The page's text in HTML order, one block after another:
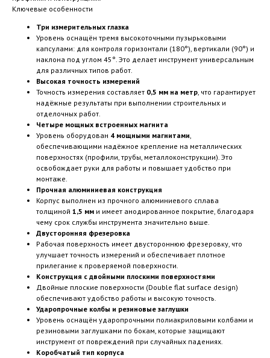
Ключевые особенности
Три измерительных глазка
Уровень оснащён тремя высокоточными пузырьковыми
капсулами: для контроля горизонтали (180°), вертикали (90°) и
наклона под углом 45°. Это делает инструмент универсальным
для различных типов работ.
Высокая точность измерений
Точность измерения составляет 0,5 мм на метр, что гарантирует
надёжные результаты при выполнении строительных и
отделочных работ.
Четыре мощных встроенных магнита
Уровень оборудован 4 мощными магнитами,
обеспечивающими надёжное крепление на металлических
поверхностях (профили, трубы, металлоконструкции). Это
освобождает руки для работы и повышает удобство при
монтаже.
Прочная алюминиевая конструкция
Корпус выполнен из прочного алюминиевого сплава
толщиной 1,5 мм и имеет анодированное покрытие, благодаря
чему срок службы инструмента значительно выше.
Двусторонняя фрезеровка
Рабочая поверхность имеет двустороннюю фрезеровку, что
улучшает точность измерений и обеспечивает плотное
прилегание к проверяемой поверхности.
Конструкция с двойными плоскими поверхностями
Двойные плоские поверхности (Double flat surface design)
обеспечивают удобство работы и высокую точность.
Ударопрочные колбы и резиновые заглушки
Уровень оснащён ударопрочными полиакриловыми колбами и
резиновыми заглушками по бокам, которые защищают
инструмент от повреждений при случайных падениях.
Коробчатый тип корпуса